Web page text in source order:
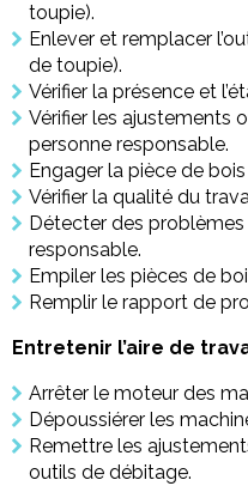
toupie).
Enlever et remplacer
de toupie).
Vérifier la présence et
Vérifier les ajustements
personne responsable.
Engager la pièce de
Vérifier la qualité du
Détecter des
responsable.
Empiler les pièces de
Remplir le rapport de
Entretenir l’aire de
Arrêter le moteur des
Dépoussiérer les
Remettre les
outils de débitage.